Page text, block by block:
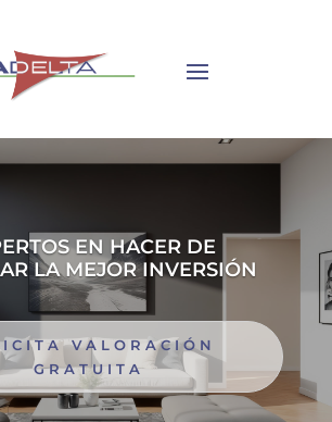
de herramientas
EN HACER DE
LA MEJOR INVERSIÓN
VALORACIÓN
GRATUITA